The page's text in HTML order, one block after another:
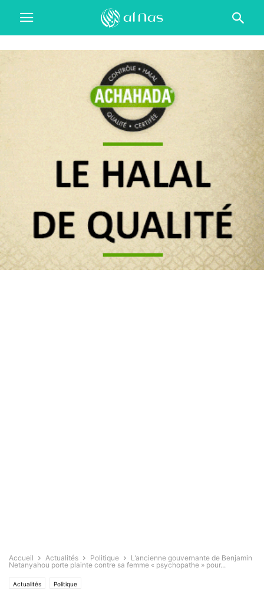
Accueil Actualités Politique
L’ancienne gouvernante de Benjamin
Netanyahou porte plainte contre sa femme « psychopathe » pour...
Actualités Politique